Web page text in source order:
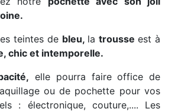
teintes de bleu, la trousse est à
chic et intemporelle.
elle pourra faire office de
ou de pochette pour vos
: électronique, couture,.... Les